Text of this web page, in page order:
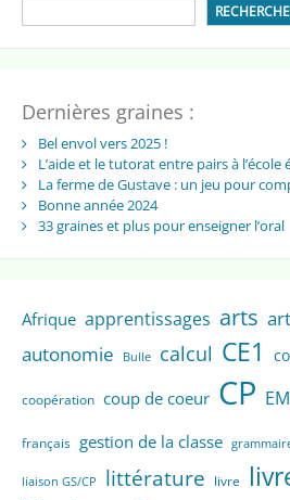
Dernières graines :
Bel envol vers 2025 !
L’aide et le tutorat entre pairs à l’école
La ferme de Gustave : un jeu pour
Bonne année 2024
33 graines et plus pour enseigner l’oral
Afrique apprentissages arts
autonomie
Bulle calcul CE1
coopération coup de coeur CP
français gestion de la classe
liaison GS/CP littérature livre